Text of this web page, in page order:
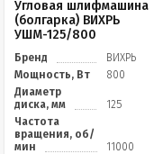
Угловая шлифмашина
(болгарка) ВИХРЬ
УШМ-125/800
Бренд
ВИХРЬ
Мощность, Вт
800
Диаметр
диска, мм
125
Частота
вращения, об/
мин
11000